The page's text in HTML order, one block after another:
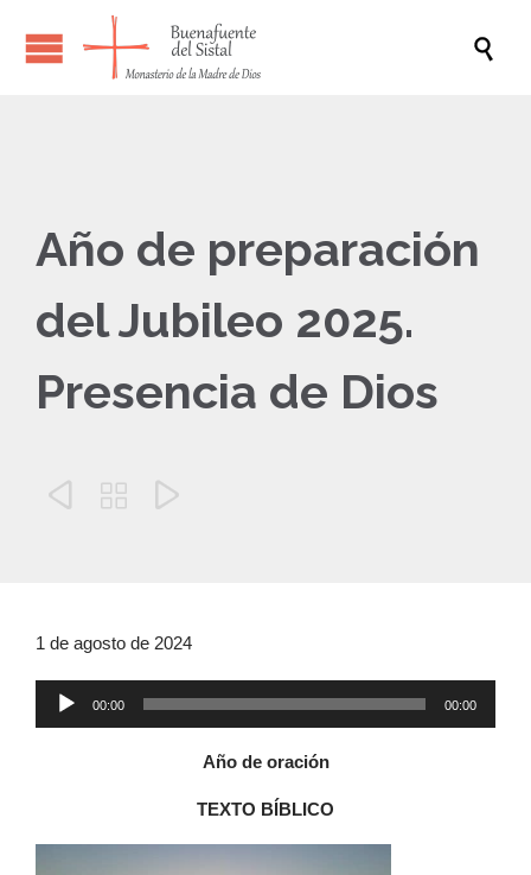

Año de preparación
del Jubileo 2025.
Presencia de Dios
  
1 de agosto de 2024
00:00 00:00
Año de oración
TEXTO BÍBLICO